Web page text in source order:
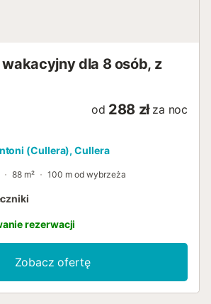
dla 8 osób, z
od 288 zł za noc
(Cullera), Cullera
88 m² 100 m od wybrzeża
rezerwacji
Zobacz ofertę